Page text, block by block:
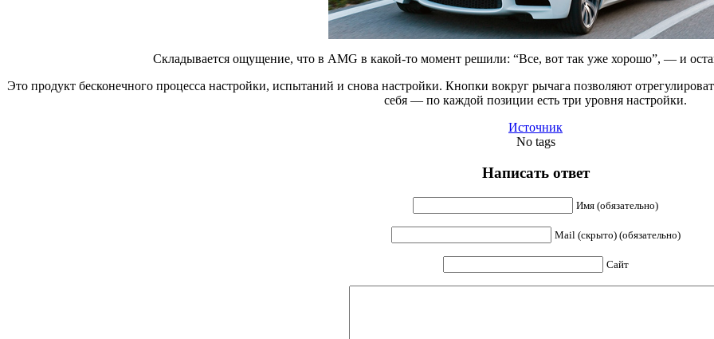
Складывается ощущение, что в AMG в какой-то момент решили: “Все, вот так уже хорошо”, — и
Это продукт бесконечного процесса настройки, испытаний и снова настройки. Кнопки вокруг рычага позволяют
себя — по каждой позиции есть три уровня настройки.
Источник
No tags
Написать ответ
Имя (обязательно)
Mail (скрыто) (обязательно)
Сайт